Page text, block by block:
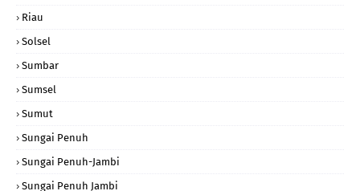
Riau
Solsel
Sumbar
Sumsel
Sumut
Sungai Penuh
Sungai Penuh-Jambi
Sungai Penuh Jambi